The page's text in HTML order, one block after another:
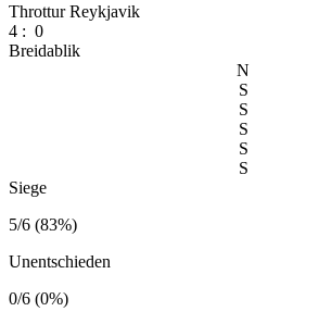
Throttur Reykjavik
4 : 0
Breidablik
N
S
S
S
S
S
Siege
5/6 (83%)
Unentschieden
0/6 (0%)